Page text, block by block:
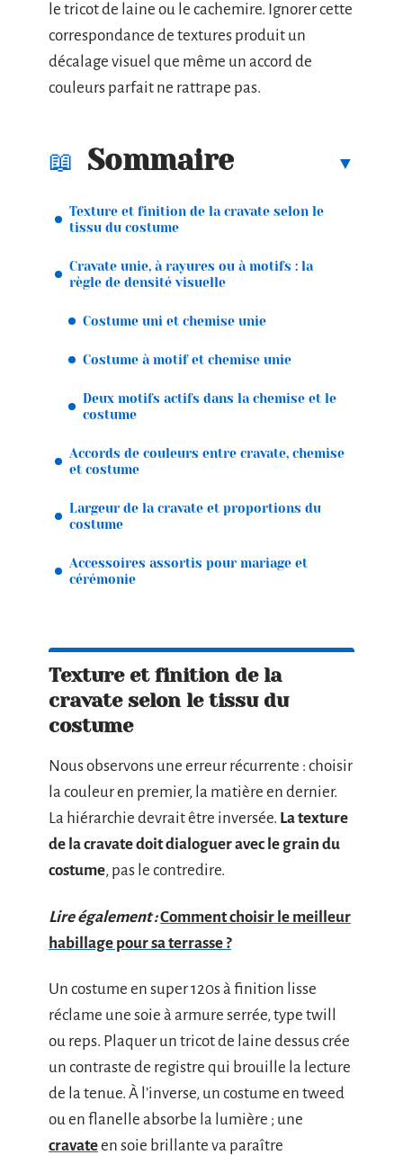
le tricot de laine ou le cachemire. Ignorer cette
correspondance de textures produit un
décalage visuel que même un accord de
couleurs parfait ne rattrape pas.
Sommaire
Texture et finition de la cravate selon le
tissu du costume
Cravate unie, à rayures ou à motifs : la
règle de densité visuelle
Costume uni et chemise unie
Costume à motif et chemise unie
Deux motifs actifs dans la chemise et le
costume
Accords de couleurs entre cravate, chemise
et costume
Largeur de la cravate et proportions du
costume
Accessoires assortis pour mariage et
cérémonie
Texture et finition de la
cravate selon le tissu du
costume
Nous observons une erreur récurrente : choisir
la couleur en premier, la matière en dernier.
La hiérarchie devrait être inversée. La texture
de la cravate doit dialoguer avec le grain du
costume, pas le contredire.
Lire également :Comment choisir le meilleur
habillage pour sa terrasse ?
Un costume en super 120s à finition lisse
réclame une soie à armure serrée, type twill
ou reps. Plaquer un tricot de laine dessus crée
un contraste de registre qui brouille la lecture
de la tenue. À l’inverse, un costume en tweed
ou en flanelle absorbe la lumière ; une
cravateen soie brillante va paraître